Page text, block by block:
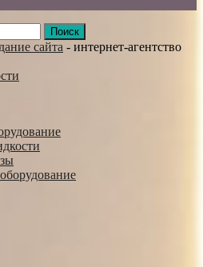
сайта - интернет-агентство